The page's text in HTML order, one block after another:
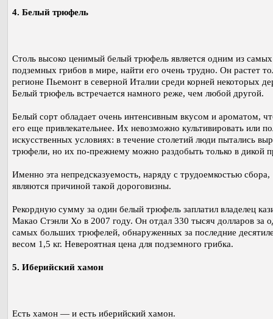
4. Белый трюфель
Столь высоко ценимый белый трюфель является одним из
подземных грибов в мире, найти его очень трудно. Он растет
регионе Пьемонт в северной Италии среди корней некоторых
Белый трюфель встречается намного реже, чем любой другой.
Белый сорт обладает очень интенсивным вкусом и ароматом,
его еще привлекательнее. Их невозможно культивировать или
искусственных условиях: в течение столетий люди пытались
трюфели, но их по-прежнему можно раздобыть только в дикой
Именно эта непредсказуемость, наряду с трудоемкостью сбора,
являются причиной такой дороговизны.
Рекордную сумму за один белый трюфель заплатил владелец
Макао Стэнли Хо в 2007 году. Он отдал 330 тысяч долларов за
самых больших трюфелей, обнаруженных за последние
весом 1,5 кг. Невероятная цена для подземного грибка.
5. Иберийский хамон
Есть хамон — и есть иберийский хамон.